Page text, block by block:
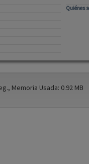
Quiénes
Memoria Usada: 0.92 MB